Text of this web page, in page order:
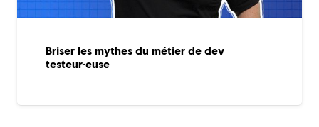
Briser les mythes du métier de dev
testeur·euse